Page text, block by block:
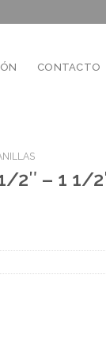
CONTACTO
2″ – 1 1/